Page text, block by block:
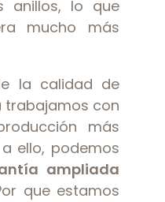
anillos, lo que
mucho más
la calidad de
trabajamos con
más
ello, podemos
ampliada
que estamos